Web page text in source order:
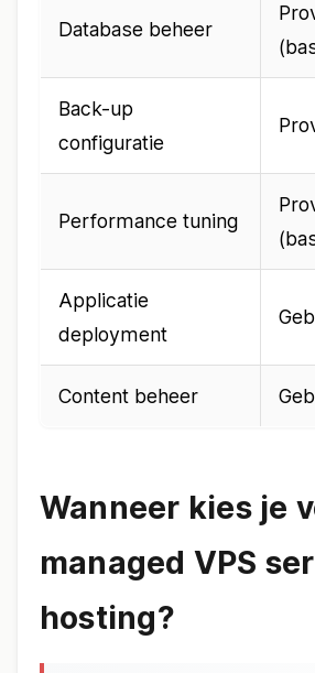
Database beheer
Back-up
configuratie
Performance tuning
Applicatie
deployment
Content beheer
Wanneer kies je
managed VPS
hosting?